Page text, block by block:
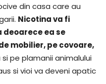
din casa care au
Nicotina va fi
ea se
mobilier, pe covoare,
pe plamanii animalului
si vioi va deveni apatic